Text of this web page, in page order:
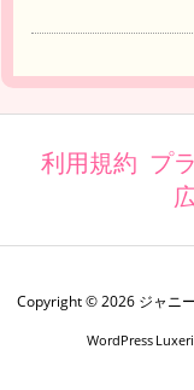
利用規約 プ
Copyright ©2026 ジャニ
WordPress